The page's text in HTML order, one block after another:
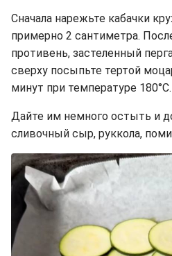
Сначала нарежьте кабачки
примерно 2 сантиметра.
противень, застеленный
сверху посыпьте тертой
минут при температуре 180°C.
Дайте им немного остыть и
сливочный сыр, руккола,